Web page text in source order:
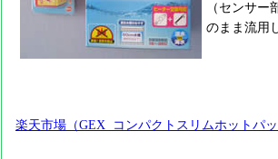
（センサー
のまま流用
楽天市場（GEX コンパクトスリムホットパ